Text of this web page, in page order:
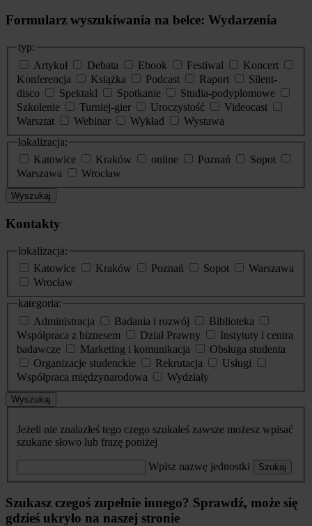
Formularz wyszukiwania na belce: Wydarzenia
typ:
Artykuł
Debata Ebook Festiwal
Koncert
Konferencja
Książka Podcast Raport
Silent-
disco
Spektakl Spotkanie
Studia-podyplomowe
Szkolenie
Turniej-gier Uroczystość
Videocast
Warsztat
Webinar Wykład
Wystawa
lokalizacja:
Katowice
Kraków online Poznań
Sopot
Warszawa
Wrocław
Wyszukaj
Kontakty
lokalizacja:
Katowice
Kraków Poznań Sopot
Warszawa
Wrocław
kategoria:
Administracja
Badania i rozwój
Biblioteka
Współpraca z biznesem
Dział Prawny
Instytuty i centra
badawcze
Marketing i komunikacja
Obsługa studenta
Organizacje studenckie
Rekrutacja
Usługi
Współpraca międzynarodowa
Wydziały
Wyszukaj
Jeżeli nie znalazłeś tego czego szukałeś zawsze możesz wpisać
szukane słowo lub frazę poniżej
Wpisz nazwę jednostki Szukaj
Szukasz czegoś zupełnie innego? Sprawdź, może się
gdzieś ukryło na naszej stronie